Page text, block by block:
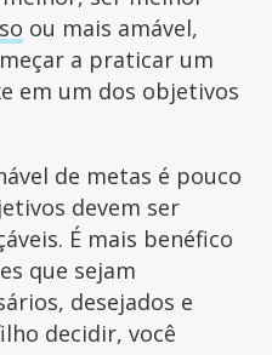
ou mais amável,
a praticar um
em um dos objetivos
de metas é pouco
devem ser
É mais benéfico
que sejam
desejados e
decidir, você